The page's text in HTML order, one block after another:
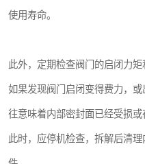
使用寿命。
此外，定期检查阀门的启闭力矩
如果发现阀门启闭变得费力，
往意味着内部密封面已经受损或
此时，应停机检查，拆解后清